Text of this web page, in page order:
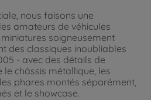
nous faisons une
amateurs de véhicules
soigneusement
des classiques inoubliables
- avec des détails de
châssis métallique, les
phares montés séparément,
et le showcase.